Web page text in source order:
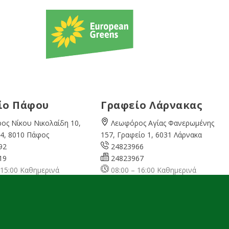
Πάφου
Νίκου Νικολαίδη 10,
8010 Πάφος
Καθημερινά
Γραφείο Λάρνακας
Λεωφόρος Αγίας Φανερωμένης
157, Γραφείο 1, 6031 Λάρνακα
24823966
24823967
08:00 – 16:00 Καθημερινά